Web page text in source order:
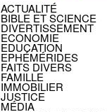
ACTUALITÉ
BIBLE ET SCIENCE
DIVERTISSEMENT
ECONOMIE
EDUCATION
EPHÉMÉRIDES
FAITS DIVERS
FAMILLE
IMMOBILIER
JUSTICE
MÉDIA